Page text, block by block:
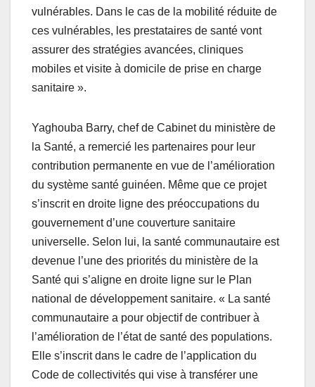
vulnérables. Dans le cas de la mobilité réduite de
ces vulnérables, les prestataires de santé vont
assurer des stratégies avancées, cliniques
mobiles et visite à domicile de prise en charge
sanitaire ».
Yaghouba Barry, chef de Cabinet du ministère de
la Santé, a remercié les partenaires pour leur
contribution permanente en vue de l’amélioration
du système santé guinéen. Même que ce projet
s’inscrit en droite ligne des préoccupations du
gouvernement d’une couverture sanitaire
universelle. Selon lui, la santé communautaire est
devenue l’une des priorités du ministère de la
Santé qui s’aligne en droite ligne sur le Plan
national de développement sanitaire. « La santé
communautaire a pour objectif de contribuer à
l’amélioration de l’état de santé des populations.
Elle s’inscrit dans le cadre de l’application du
Code de collectivités qui vise à transférer une